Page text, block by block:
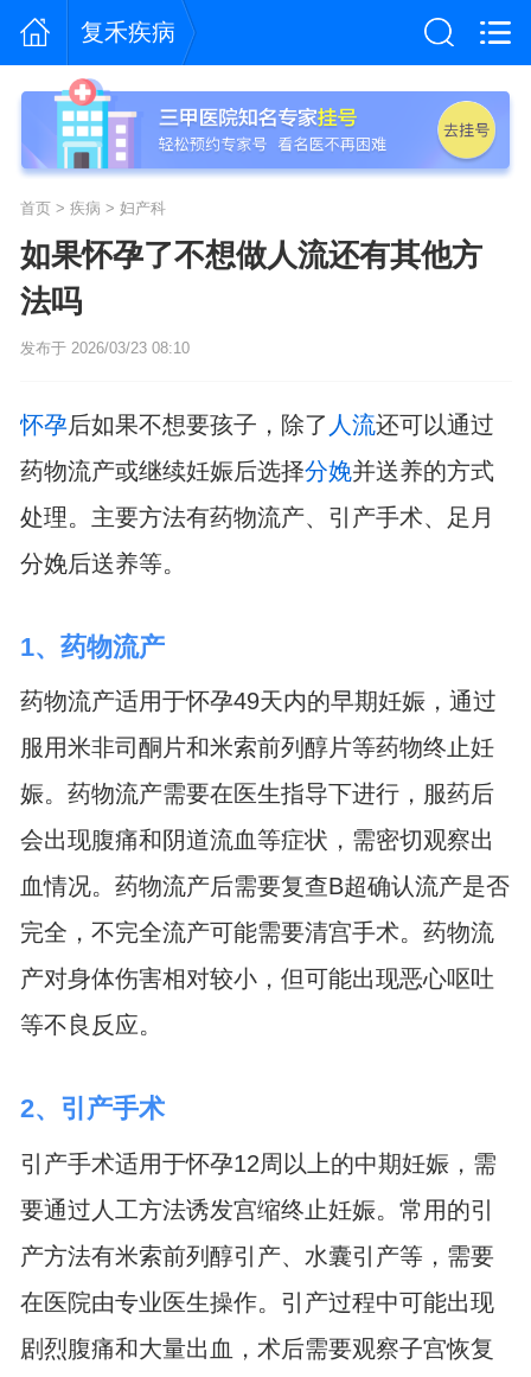
复禾疾病
首页> 疾病 > 妇产科
如果怀孕了不想做人流还有其他方
法吗
发布于 2026/03/23 08:10
怀孕后如果不想要孩子，除了 人流还可以通过
药物流产或继续妊娠后选择分娩并送养的方式
处理。主要方法有药物流产、引产手术、足月
分娩后送养等。
1、药物流产
药物流产适用于怀孕49天内的早期妊娠，通过
服用米非司酮片和米索前列醇片等药物终止妊
娠。药物流产需要在医生指导下进行，服药后
会出现腹痛和阴道流血等症状，需密切观察出
血情况。药物流产后需要复查B超确认流产是否
完全，不完全流产可能需要清宫手术。药物流
产对身体伤害相对较小，但可能出现恶心呕吐
等不良反应。
2、引产手术
引产手术适用于怀孕12周以上的中期妊娠，需
要通过人工方法诱发宫缩终止妊娠。常用的引
产方法有米索前列醇引产、水囊引产等，需要
在医院由专业医生操作。引产过程中可能出现
剧烈腹痛和大量出血，术后需要观察子宫恢复